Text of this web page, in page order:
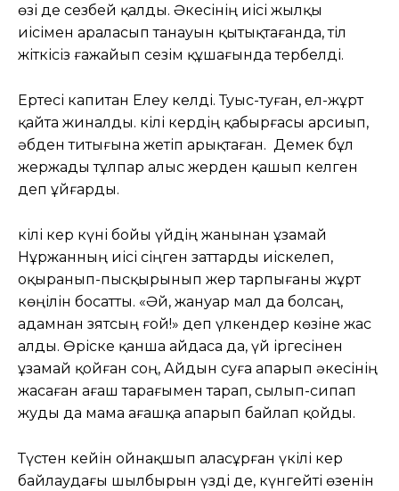
өзі де сезбей қалды. Әкесінің иісі жылқы
иісімен араласып танауын қытықтағанда, тіл
жіткісіз ғажайып сезім құшағында тербелді.
Ертесі капитан Елеу келді. Туыс-туған, ел-жұрт
қайта жиналды. Үкілі кердің қабырғасы арсиып,
әбден титығына жетіп арықтаған. Демек бұл
жержады тұлпар алыс жерден қашып келген
деп ұйғарды.
Үкілі кер күні бойы үйдің жанынан ұзамай
Нұржанның иісі сіңген заттарды иіскелеп,
оқыранып-пысқырынып жер тарпығаны жұрт
көңілін босатты. «Әй, жануар мал да болсаң,
адамнан зятсың ғой!» деп үлкендер көзіне жас
алды. Өріске қанша айдаса да, үй іргесінен
ұзамай қойған соң, Айдын суға апарып әкесінің
жасаған ағаш тарағымен тарап, сылып-сипап
жуды да мама ағашқа апарып байлап қойды.
Түстен кейін ойнақшып аласұрған үкілі кер
байлаудағы шылбырын үзді де, күнгейті өзенін